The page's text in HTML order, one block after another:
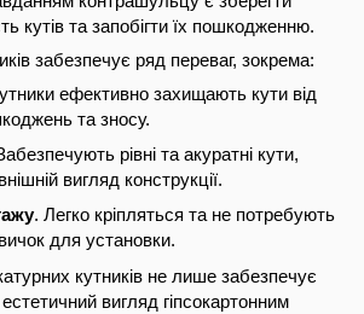
кутів та запобігти їх пошкодженню.
забезпечує ряд переваг, зокрема:
ефективно захищають кути від
та зносу.
рівні та акуратні кути,
вигляд конструкції.
. Легко кріпляться та не потребують
для установки.
кутників не лише забезпечує
вигляд гіпсокартонним